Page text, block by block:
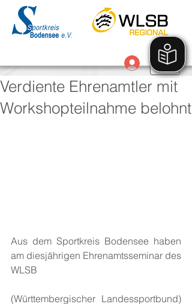
Anmelden
Verdiente Ehrenamtler mit
Workshopteilnahme belohnt
Aus dem Sportkreis Bodensee haben
am diesjährigen Ehrenamtsseminar des
WLSB
(Württembergischer Landessportbund)